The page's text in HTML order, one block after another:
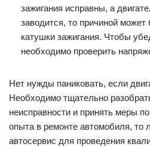
зажигания исправны, а
заводится, то причиной может
катушки зажигания. Чтобы
необходимо проверить
Нет нужды паниковать, если
Необходимо тщательно
неисправности и принять меры
опыта в ремонте автомобиля, то
автосервис для проведения